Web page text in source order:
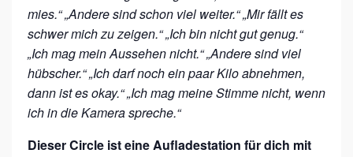
T
B
A
R
K
E
mies.“ „Andere sind schon viel weiter.“ „Mir fällt es
schwer mich zu zeigen.“ „Ich bin nicht gut genug.“
„Ich mag mein Aussehen nicht.“ „Andere sind viel
hübscher.“ „Ich darf noch ein paar Kilo abnehmen,
dann ist es okay.“ „Ich mag meine Stimme nicht, wenn
ich in die Kamera spreche.“
Dieser Circle ist eine Aufladestation für dich mit